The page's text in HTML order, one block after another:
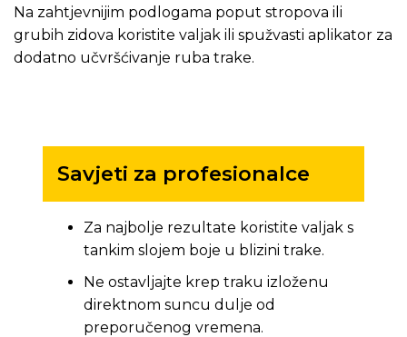
Na zahtjevnijim podlogama poput stropova ili
grubih zidova koristite valjak ili spužvasti aplikator za
dodatno učvršćivanje ruba trake.
Savjeti za profesionalce
Za najbolje rezultate koristite valjak s
tankim slojem boje u blizini trake.
Ne ostavljajte krep traku izloženu
direktnom suncu dulje od
preporučenog vremena.